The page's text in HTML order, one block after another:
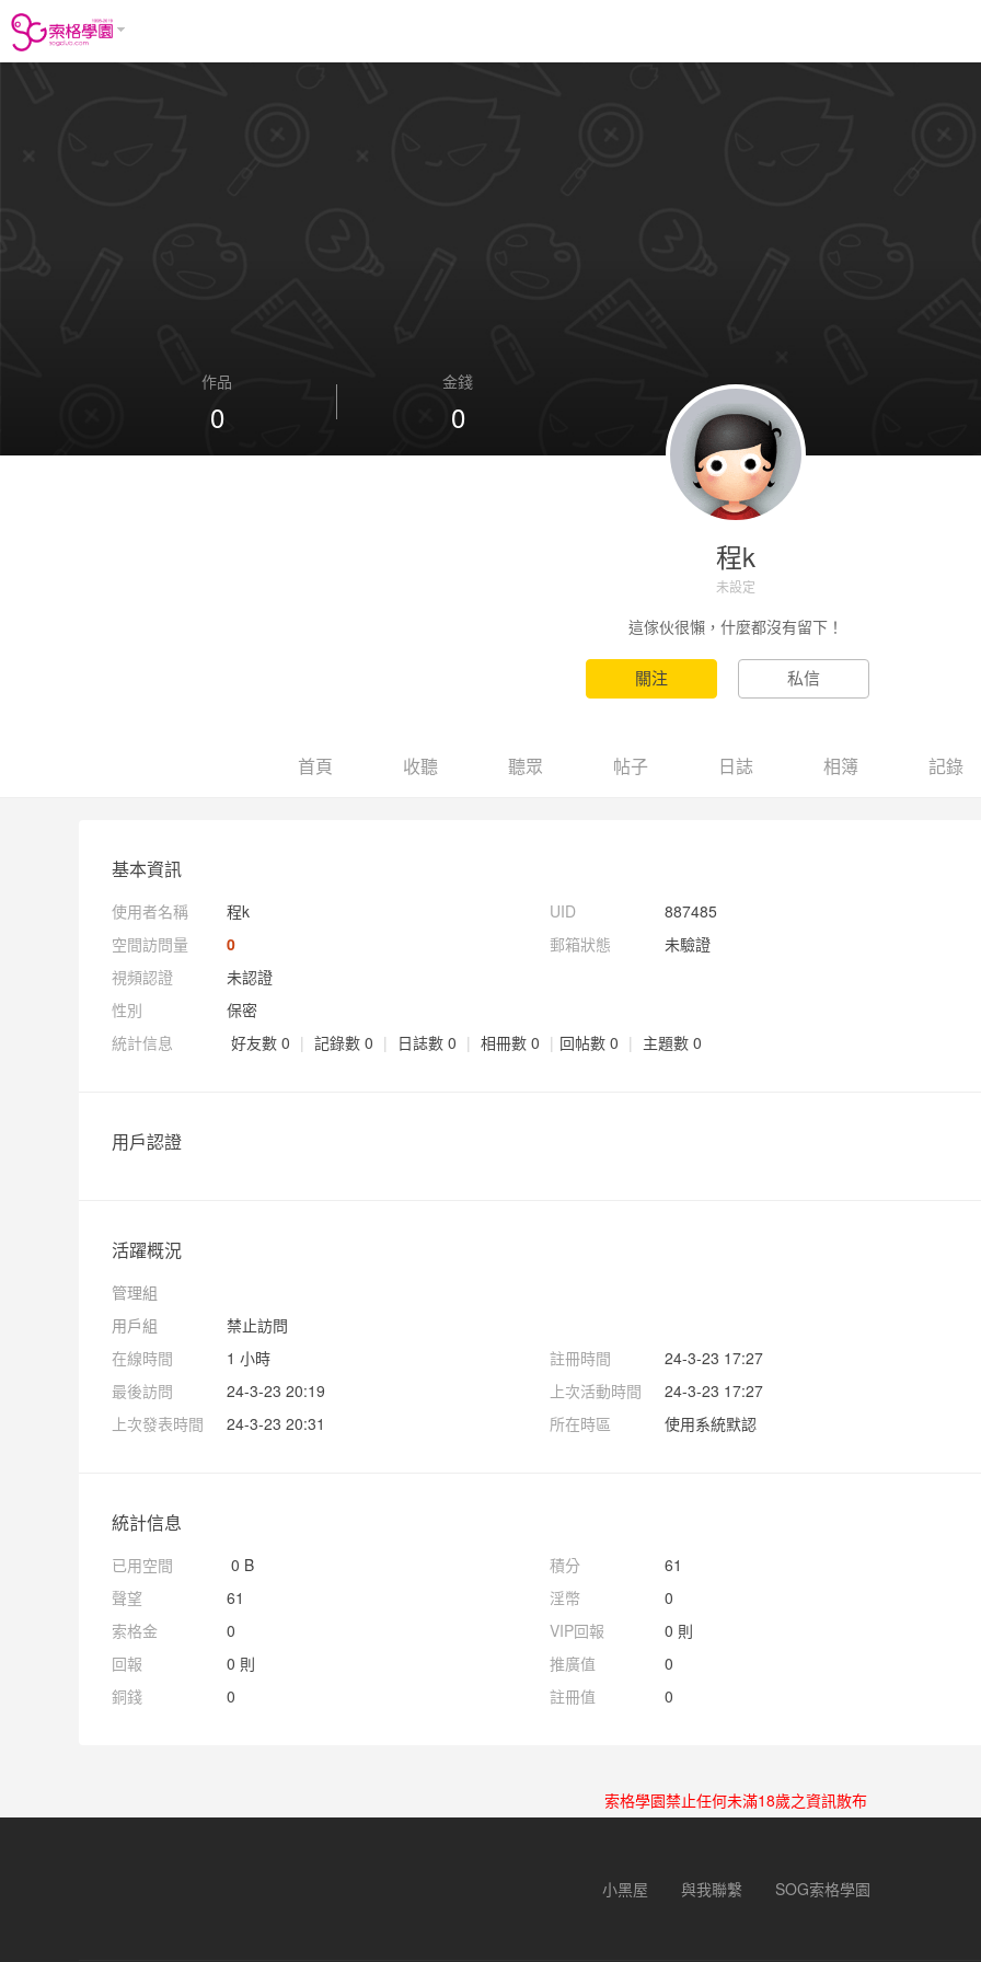
作品
0
金錢
0
程k
未設定
這傢伙很懶，什麼都沒有留下！
首頁 收聽 聽眾 帖子 日誌 相簿 記錄
基本資訊
使用者名稱 程k UID
887485
空間訪問量
0 郵箱狀態
未驗證
視頻認證
未認證
性別
保密
統計信息
好友數 0 | 記錄數 0 | 日誌數 0 | 相冊數 0 | 回帖數 0 | 主題數 0
用戶認證
活躍概況
管理組
用戶組
禁止訪問
在線時間
1 小時 註冊時間
24-3-23 17:27
最後訪問
24-3-23 20:19 上次活動時間
24-3-23 17:27
上次發表時間
24-3-23 20:31 所在時區 使用系統默認
統計信息
已用空間 0 B 積分
61
聲望
61 淫幣
0
索格金
0 VIP回報
0 則
回報
0 則 推廣值
0
銅錢
0 註冊值 0
索格學園禁止任何未滿18歲之資訊散布
小黑屋 與我聯繫 SOG索格學園